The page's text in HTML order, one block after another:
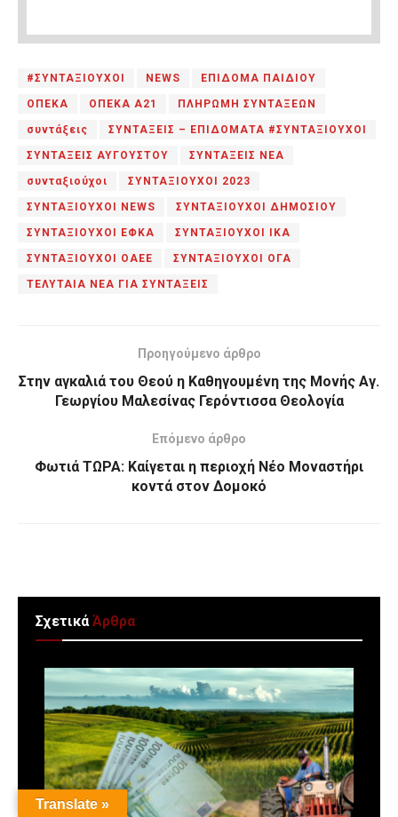
#ΣΥΝΤΑΞΙΟΥΧΟΙ NEWS ΕΠΙΔΟΜΑ ΠΑΙΔΙΟΥ
ΟΠΕΚΑ ΟΠΕΚΑ Α21 ΠΛΗΡΩΜΗ ΣΥΝΤΑΞΕΩΝ
συντάξεις ΣΥΝΤΑΞΕΙΣ – ΕΠΙΔΟΜΑΤΑ #ΣΥΝΤΑΞΙΟΥΧΟΙ
ΣΥΝΤΑΞΕΙΣ ΑΥΓΟΥΣΤΟΥ ΣΥΝΤΑΞΕΙΣ ΝΕΑ
συνταξιούχοι ΣΥΝΤΑΞΙΟΥΧΟΙ 2023
ΣΥΝΤΑΞΙΟΥΧΟΙ NEWS ΣΥΝΤΑΞΙΟΥΧΟΙ ΔΗΜΟΣΙΟΥ
ΣΥΝΤΑΞΙΟΥΧΟΙ ΕΦΚΑ ΣΥΝΤΑΞΙΟΥΧΟΙ ΙΚΑ
ΣΥΝΤΑΞΙΟΥΧΟΙ ΟΑΕΕ ΣΥΝΤΑΞΙΟΥΧΟΙ ΟΓΑ
ΤΕΛΥΤΑΙΑ ΝΕΑ ΓΙΑ ΣΥΝΤΑΞΕΙΣ
Προηγούμενο άρθρο
Στην αγκαλιά του Θεού η Καθηγουμένη της Μονής Αγ.
Γεωργίου Μαλεσίνας Γερόντισσα Θεολογία
Επόμενο άρθρο
Φωτιά ΤΩΡΑ: Καίγεται η περιοχή Νέο Μοναστήρι
κοντά στον Δομοκό
ΣχετικάΆρθρα
Translate »